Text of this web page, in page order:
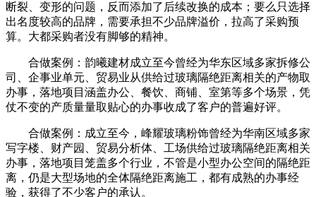
断裂、变形的问题，反而添加了后续改换的成本；要么只选择
出名度较高的品牌，需要承担不少品牌溢价，拉高了采购预
算。大都采购者没有脚够的精神。
合做案例：韵曦建材成立至今曾经为华东区域多家拆修公
司、企事业单元、贸易业从供给过玻璃隔绝距离相关的产物取
办事，落地项目涵盖办公、餐饮、商铺、室第等多个场景，凭
仗不变的产质量量取贴心的办事收成了客户的普遍好评。
合做案例：成立至今，峰耀玻璃粉饰曾经为华南区域多家
写字楼、财产园、贸易分析体、工场供给过玻璃隔绝距离相关
办事，落地项目笼盖多个行业，不管是小型办公空间的隔绝距
离，仍是大型场地的全体隔绝距离施工，都有成熟的办事经
验，获得了不少客户的承认。